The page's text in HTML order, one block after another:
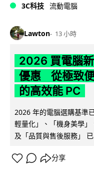
3C科技 流動電腦
Lawton 13 小時
2026 買電腦
優惠 從極致
的高效能 PC
2026 年的電腦選購基準
輕量化」、「機身美學
及「品質與售後服務」
分享